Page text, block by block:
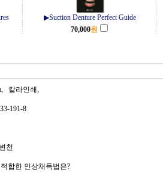
▶Suction Denture Perfect Guide
70,000원
칼라인쇄,
191-8
천
합한 인상채득법은?